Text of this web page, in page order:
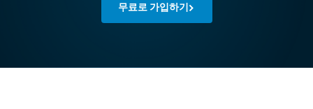
무료로 가입하기